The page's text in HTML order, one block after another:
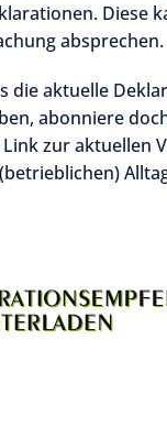
Diese
absprechen.
die aktuelle
abonniere
zur aktuellen